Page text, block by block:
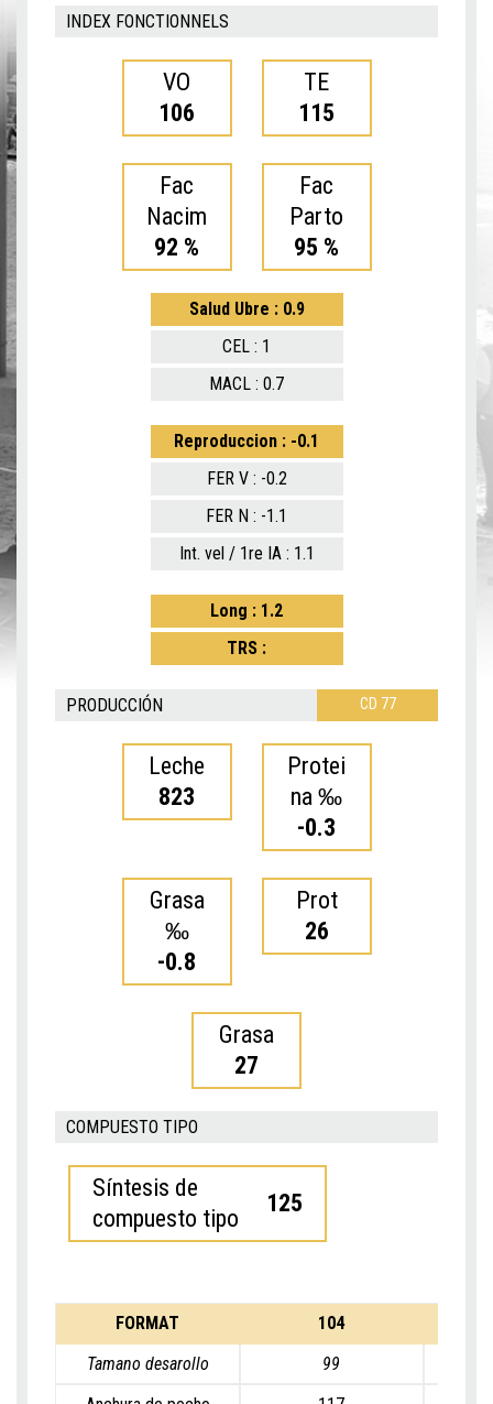
INDEX FONCTIONNELS
VO
106
TE
115
Fac
Nacim
92 %
Fac
Parto
95 %
Salud Ubre : 0.9
CEL : 1
MACL : 0.7
Reproduccion : -0.1
FER V : -0.2
FER N : -1.1
Int. vel / 1re IA : 1.1
Long : 1.2
TRS :
PRODUCCIÓN CD 77
Leche
823
Protei
na ‰
-0.3
Grasa
‰
-0.8
Prot
26
Grasa
27
COMPUESTO TIPO
Síntesis de
compuesto tipo
125
FORMAT
104
Tamano desarollo
99